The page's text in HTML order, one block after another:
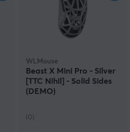
WLMouse
Beast X Mini Pro - Silver
[TTC Nihil] - Solid Sides
(DEMO)
(0)